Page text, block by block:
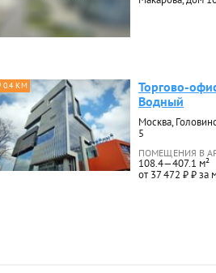
0.4 КМ
Торгово-
Водный
Москва,
5
ПОМЕЩЕНИЯ В
108.4—407.1 м²
от 37 472 ₽ ₽ за